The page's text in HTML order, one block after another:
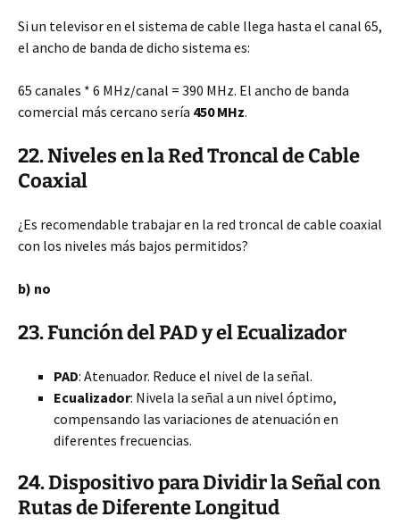
Si un televisor en el sistema de cable llega hasta el canal 65,
el ancho de banda de dicho sistema es:
65 canales * 6 MHz/canal = 390 MHz. El ancho de banda
comercial más cercano sería 450 MHz.
22. Niveles en la Red Troncal de Cable
Coaxial
¿Es recomendable trabajar en la red troncal de cable coaxial
con los niveles más bajos permitidos?
b) no
23. Función del PAD y el Ecualizador
PAD: Atenuador. Reduce el nivel de la señal.
Ecualizador: Nivela la señal a un nivel óptimo,
compensando las variaciones de atenuación en
diferentes frecuencias.
24. Dispositivo para Dividir la Señal con
Rutas de Diferente Longitud